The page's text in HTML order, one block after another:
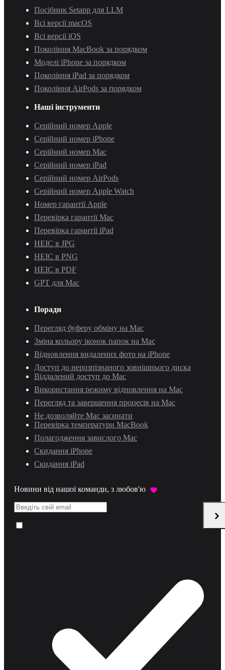
Посібник Setapp для LLM
Всі версії macOS
Всі версії iOS
Покоління MacBook за порядком
Моделі iPhone за порядком
Покоління iPad за порядком
Покоління AirPods за порядком
Наші інструменти
Серійний номер Apple
Серійний номер iPhone
Серійний номер Mac
Серійний номер iPad
Серійний номер AirPods
Серійний номер Apple Watch
Номер гарантії Apple
Перевірка гарантії Mac
Перевірка гарантії iPad
HEIC в JPG
HEIC в PNG
HEIC в PDF
GPT для Mac
Поради
Перегляд буферу обміну на Mac
Зміна кольору іконок папок на Mac
Відновлення видалених фото на iPhone
Доступ до нерозпізнаного зовнішнього диска
Віддалений доступ до Mac
Використання режиму відновлення на Mac
Перегляд та завершення процесів на Mac
Не дозволяйте Mac засинати
Перевірка температури MacBook
Полагодження завислого Mac
Скидання iPhone
Скидання iPad
Новини від нашої команди, з любов'ю